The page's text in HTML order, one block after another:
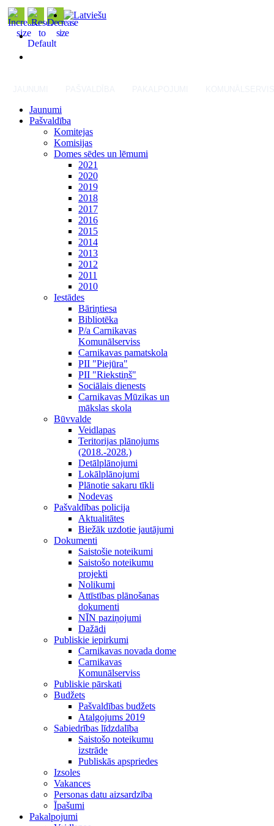
Jaunumi
Pašvaldība
Komitejas
Komisijas
Domes sēdes un lēmumi
2021
2020
2019
2018
2017
2016
2015
2014
2013
2012
2011
2010
Iestādes
Bāriņtiesa
Bibliotēka
P/a Carnikavas
Komunālserviss
Carnikavas pamatskola
PII "Piejūra"
PII "Riekstiņš"
Sociālais dienests
Carnikavas Mūzikas un
mākslas skola
Būvvalde
Veidlapas
Teritorijas plānojums
(2018.-2028.)
Detālplānojumi
Lokālplānojumi
Plānotie sakaru tīkli
Nodevas
Pašvaldības policija
Aktualitātes
Biežāk uzdotie jautājumi
Dokumenti
Saistošie noteikumi
Saistošo noteikumu
projekti
Nolikumi
Attīstības plānošanas
dokumenti
NĪN paziņojumi
Dažādi
Publiskie iepirkumi
Carnikavas novada dome
Carnikavas
Komunālserviss
Publiskie pārskati
Budžets
Pašvaldības budžets
Atalgojums 2019
Sabiedrības līdzdalība
Saistošo noteikumu
izstrāde
Publiskās apspriedes
Izsoles
Vakances
Personas datu aizsardzība
Īpašumi
Pakalpojumi